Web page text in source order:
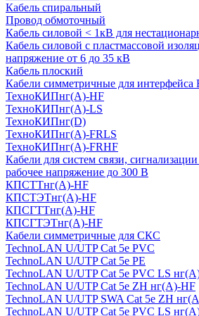
Кабель спиральный
Провод обмоточный
Кабель силовой < 1кВ для
Кабель силовой с пластмассовой
напряжение от 6 до 35 кВ
Кабель плоский
Кабели симметричные для интерфейса
ТеxноКИПнг(A)-HF
ТеxноКИПнг(A)-LS
ТеxноКИПнг(D)
ТехноКИПнг(A)-FRLS
ТехноКИПнг(A)-FRHF
Кабели для систем связи,
рабочее напряжение до 300 В
КПСТТнг(A)-HF
КПСТЭТнг(A)-HF
КПСГТТнг(A)-HF
КПСГТЭТнг(A)-HF
Кабели симметричные для СКС
TechnoLAN U/UTP Cat 5e PVC
TechnoLAN U/UTP Cat 5e PE
TechnoLAN U/UTP Cat 5e PVC LS
TechnoLAN U/UTP Cat 5e ZH нг(A)-HF
TechnoLAN U/UTP SWA Cat 5e ZH
TechnoLAN U/UTP Cat 5e PVC LS